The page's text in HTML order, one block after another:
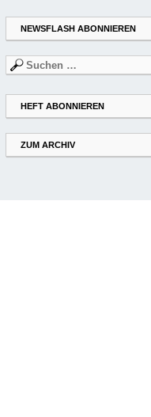
NEWSFLASH ABONNIEREN
Suchen
nach:
HEFT ABONNIEREN
ZUM ARCHIV